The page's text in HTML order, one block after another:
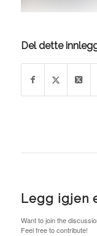
Del dette
Legg igjen
Want to join the
Feel free to contribute!